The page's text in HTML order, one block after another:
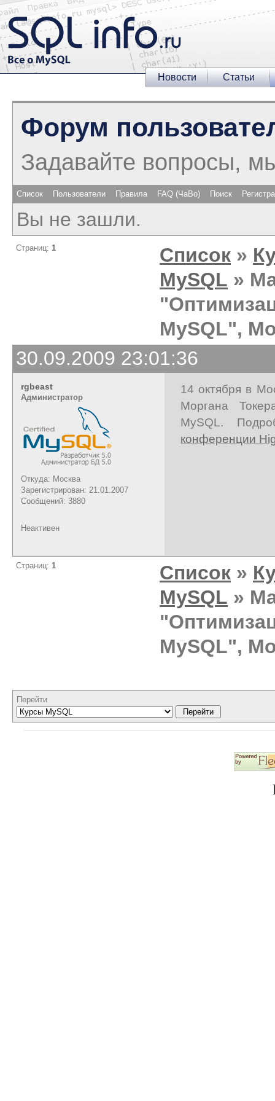
Новости Статьи
Форум
Задавайте вопросы,
Список Пользователи Правила FAQ (ЧаВо) Поиск
Вы не зашли.
Страниц: 1 Список »
MySQL »
MySQL",
30.09.2009 23:01:36
rgbeast
Администратор
Откуда: Москва
Зарегистрирован: 21.01.2007
Сообщений: 3880
14 октября в
Моргана
MySQL.
конференции
Неактивен
Страниц: 1 Список »
MySQL »
MySQL",
Перейти